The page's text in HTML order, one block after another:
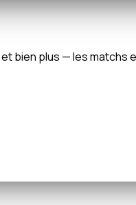
bien plus — les